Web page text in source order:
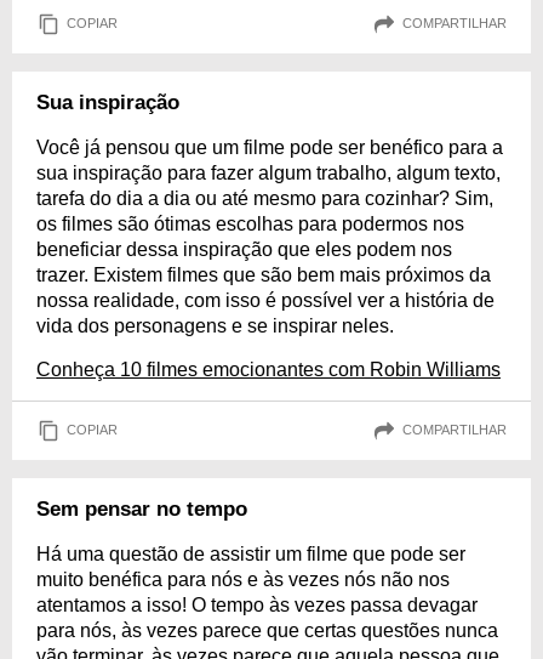
COPIAR COMPARTILHAR
Sua inspiração
Você já pensou que um filme pode ser benéfico para a
sua inspiração para fazer algum trabalho, algum texto,
tarefa do dia a dia ou até mesmo para cozinhar? Sim,
os filmes são ótimas escolhas para podermos nos
beneficiar dessa inspiração que eles podem nos
trazer. Existem filmes que são bem mais próximos da
nossa realidade, com isso é possível ver a história de
vida dos personagens e se inspirar neles.
Conheça 10 filmes emocionantes com Robin Williams
COPIAR COMPARTILHAR
Sem pensar no tempo
Há uma questão de assistir um filme que pode ser
muito benéfica para nós e às vezes nós não nos
atentamos a isso! O tempo às vezes passa devagar
para nós, às vezes parece que certas questões nunca